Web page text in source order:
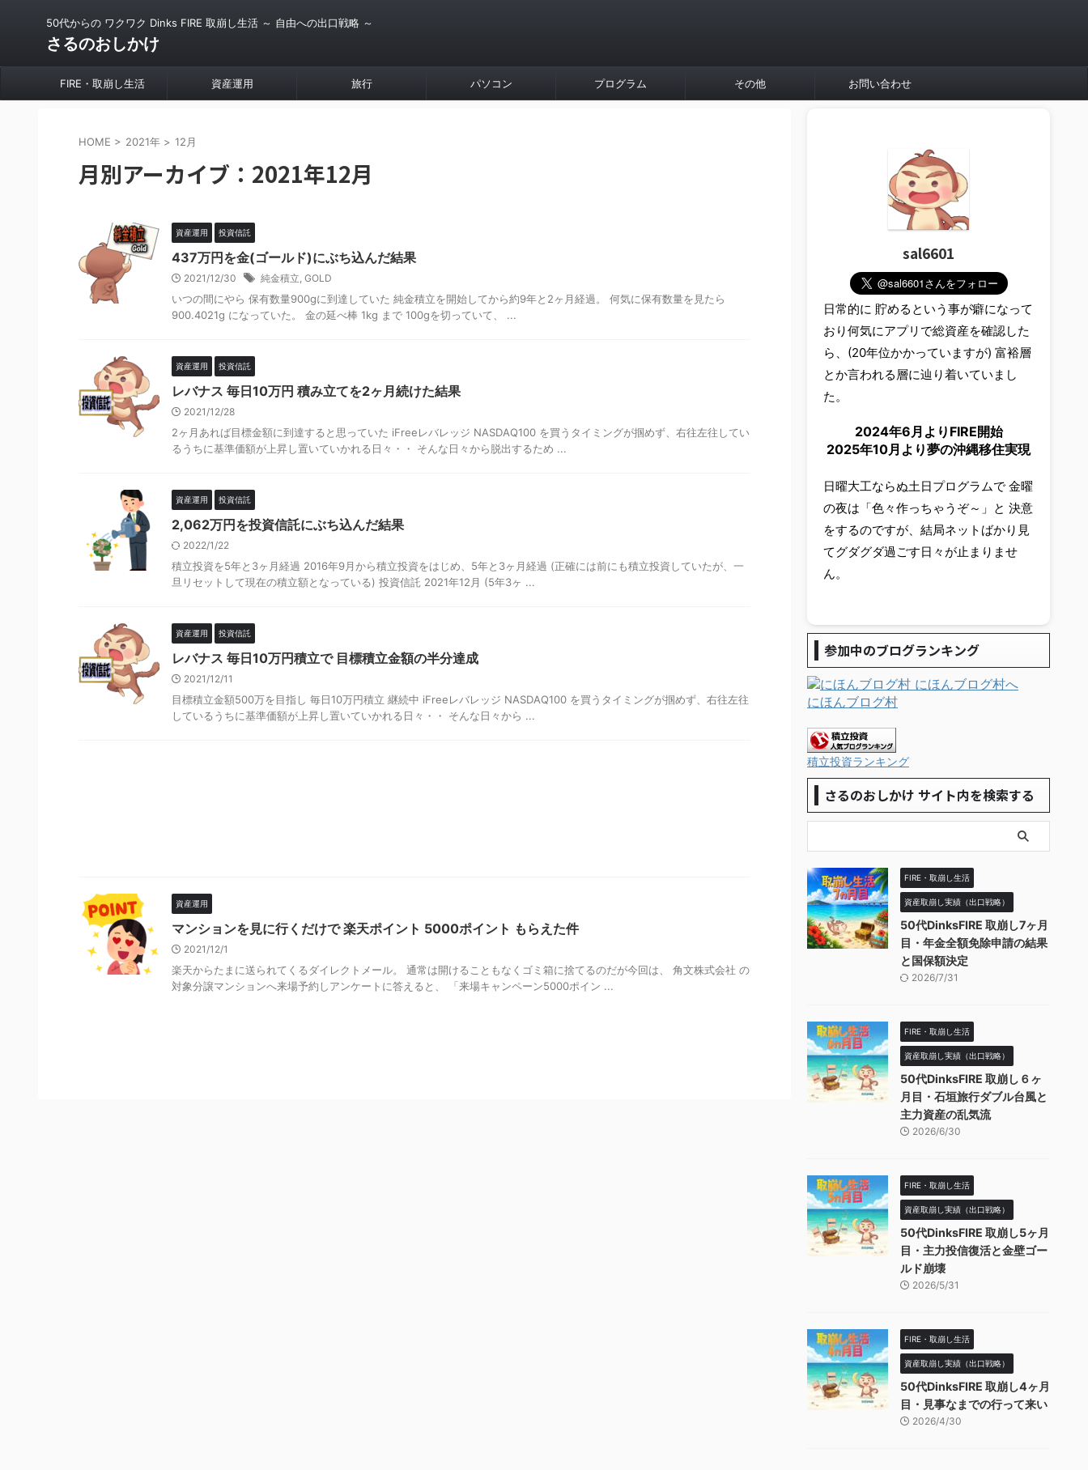
50代からの ワクワク Dinks FIRE 取崩し生活 ～ 自由への出口戦略 ～
さるのおしかけ
FIRE・取崩し生活 資産運用 旅行 パソコン プログラム その他 お問い合わせ
HOME > 2021年 > 12月
月別アーカイブ：2021年12月
資産運用 投資信託
437万円を金(ゴールド)にぶち込んだ結果
2021/12/30 純金積立, GOLD
いつの間にやら 保有数量900gに到達していた 純金積立を開始してから約9年と2ヶ月経過。 何気に保有数量を見たら
900.4021g になっていた。 金の延べ棒 1kg まで 100gを切っていて、 ...
資産運用 投資信託
レバナス 毎日10万円 積み立てを2ヶ月続けた結果
2021/12/28
2ヶ月あれば目標金額に到達すると思っていた iFreeレバレッジ NASDAQ100 を買うタイミングが掴めず、右往左往してい
るうちに基準価額が上昇し置いていかれる日々・・ そんな日々から脱出するため ...
資産運用 投資信託
2,062万円を投資信託にぶち込んだ結果
2022/1/22
積立投資を5年と3ヶ月経過 2016年9月から積立投資をはじめ、5年と3ヶ月経過 (正確には前にも積立投資していたが、一
旦リセットして現在の積立額となっている) 投資信託 2021年12月 (5年3ヶ ...
資産運用 投資信託
レバナス 毎日10万円積立で 目標積立金額の半分達成
2021/12/11
目標積立金額500万を目指し 毎日10万円積立 継続中 iFreeレバレッジ NASDAQ100 を買うタイミングが掴めず、右往左往
しているうちに基準価額が上昇し置いていかれる日々・・ そんな日々から ...
資産運用
マンションを見に行くだけで 楽天ポイント 5000ポイント もらえた件
2021/12/1
楽天からたまに送られてくるダイレクトメール。 通常は開けることもなくゴミ箱に捨てるのだが今回は、 角文株式会社 の
対象分譲マンションへ来場予約しアンケートに答えると、 「来場キャンペーン5000ポイン ...
sal6601
日常的に 貯めるという事が癖になって
おり何気にアプリで総資産を確認した
ら、(20年位かかっていますが) 富裕層
とか言われる層に辿り着いていまし
た。
2024年6月よりFIRE開始
2025年10月より夢の沖縄移住実現
日曜大工ならぬ土日プログラムで 金曜
の夜は「色々作っちゃうぞ～」と 決意
をするのですが、結局ネットばかり見
てグダグダ過ごす日々が止まりませ
ん。
参加中のブログランキング
にほんブログ村
積立投資ランキング
さるのおしかけ サイト内を検索する
FIRE・取崩し生活
資産取崩し実績（出口戦略）
50代DinksFIRE 取崩し7ヶ月
目・年金全額免除申請の結果
と国保額決定
2026/7/31
FIRE・取崩し生活
資産取崩し実績（出口戦略）
50代DinksFIRE 取崩し６ヶ
月目・石垣旅行ダブル台風と
主力資産の乱気流
2026/6/30
FIRE・取崩し生活
資産取崩し実績（出口戦略）
50代DinksFIRE 取崩し5ヶ月
目・主力投信復活と金壁ゴー
ルド崩壊
2026/5/31
FIRE・取崩し生活
資産取崩し実績（出口戦略）
50代DinksFIRE 取崩し4ヶ月
目・見事なまでの行って来い
2026/4/30